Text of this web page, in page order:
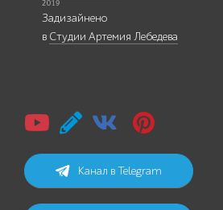
Задизайнено
в Студии Артемия Лебедева
Канал в Telegram